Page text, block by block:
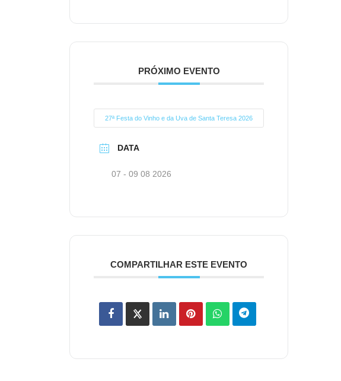
PRÓXIMO EVENTO
27ª Festa do Vinho e da Uva de Santa Teresa 2026
DATA
07 - 09 08 2026
COMPARTILHAR ESTE EVENTO